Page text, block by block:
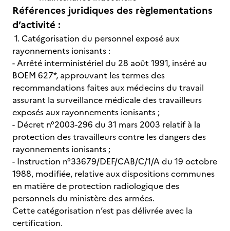
Références juridiques des règlementations
d’activité :
1. Catégorisation du personnel exposé aux
rayonnements ionisants :
- Arrêté interministériel du 28 août 1991, inséré au
BOEM 627*, approuvant les termes des
recommandations faites aux médecins du travail
assurant la surveillance médicale des travailleurs
exposés aux rayonnements ionisants ;
- Décret n°2003-296 du 31 mars 2003 relatif à la
protection des travailleurs contre les dangers des
rayonnements ionisants ;
- Instruction n°33679/DEF/CAB/C/1/A du 19 octobre
1988, modifiée, relative aux dispositions communes
en matière de protection radiologique des
personnels du ministère des armées.
Cette catégorisation n’est pas délivrée avec la
certification.